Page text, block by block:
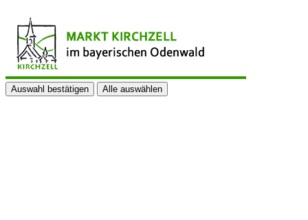
Auswahl bestätigen Alle auswählen